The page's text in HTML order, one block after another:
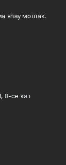
яһау мотлаҡ.
8-се ҡат